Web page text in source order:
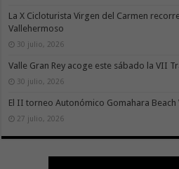
La X Cicloturista Virgen del Carmen
Vallehermoso
30 julio, 2026
Valle Gran Rey acoge este sábado la VII
30 julio, 2026
El II torneo Autonómico Gomahara Beach
27 julio, 2026